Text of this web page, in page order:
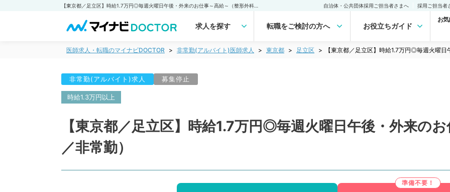
自治体・公共団体採用ご担当者さまへ 採用ご担当者
求人を探す 転職をご検討の方へ お役立ちガイド
お
医師求人・転職のマイナビDOCTOR 非常勤(アルバイト)医師求人 東京都 足立区 【東京都／足立区】時給1.7万円◎毎週火曜
非常勤(アルバイト)求人 募集停止
時給1.3万円以上
【東京都／足立区】時給1.7万円◎毎週火曜日午後・外来の
／非常勤）